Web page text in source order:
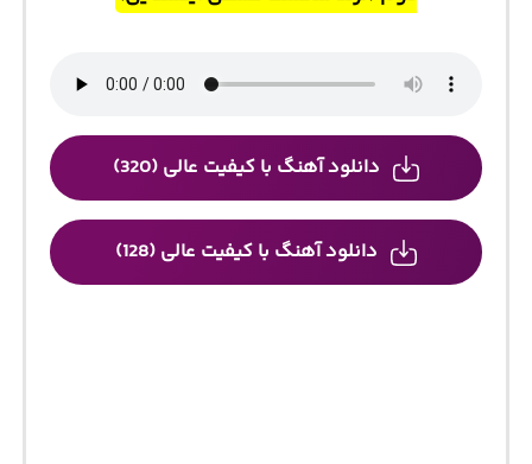
دانلود آهنگ با کیفیت عالی (320)
دانلود آهنگ با کیفیت عالی (128)